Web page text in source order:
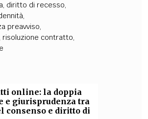
, diritto di recesso,
,
preavviso,
risoluzione contratto,
online: la doppia
e giurisprudenza tra
consenso e diritto di